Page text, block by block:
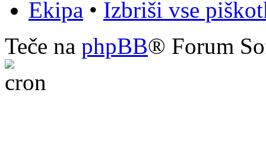
Ekipa • Izbriši vse
Teče na phpBB® Forum